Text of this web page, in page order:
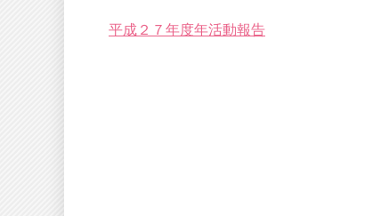
平成２７年度年活動報告